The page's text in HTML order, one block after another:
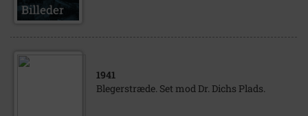
1941
Blegerstræde. Set mod Dr. Dichs Plads.